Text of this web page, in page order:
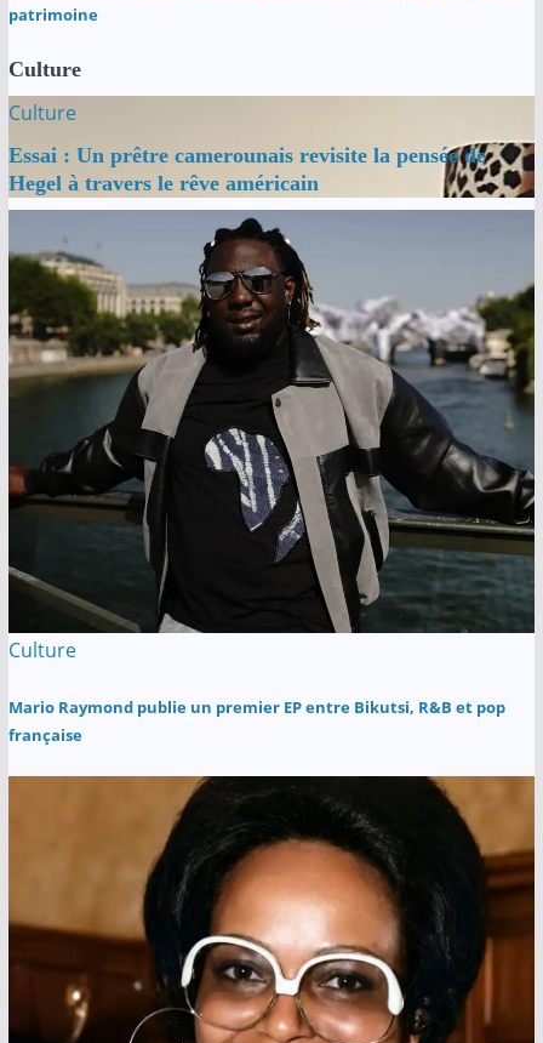
patrimoine
Culture
Culture
Essai : Un prêtre camerounais revisite la pensée de
Hegel à travers le rêve américain
Culture
Mario Raymond publie un premier EP entre Bikutsi, R&B et pop
française